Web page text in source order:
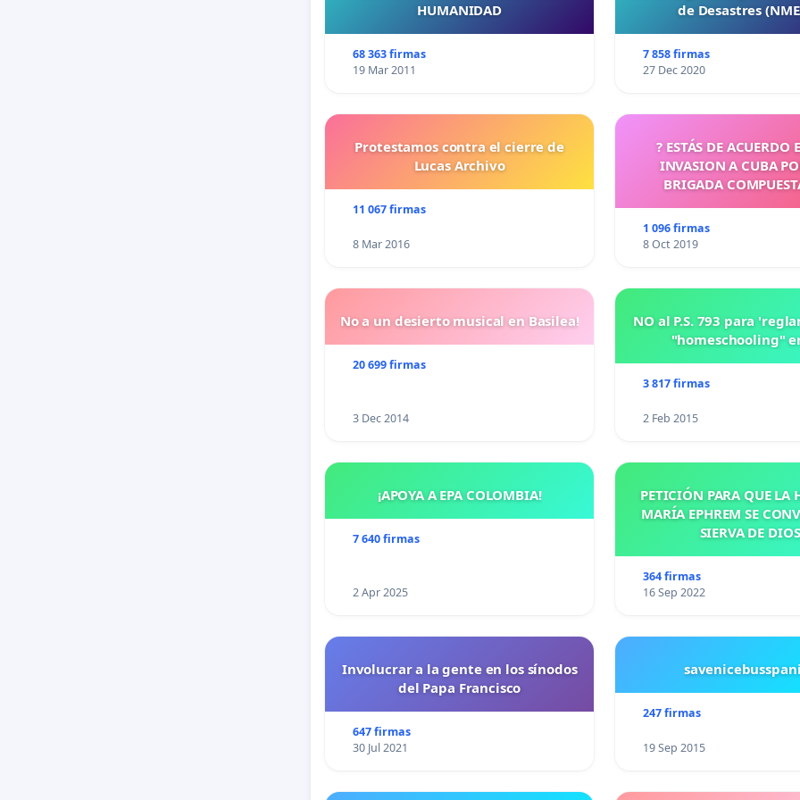
HUMANIDAD
68 363 firmas
19 Mar 2011
de Desastres
7 858 firmas
27 Dec 2020
Protestamos contra el cierre de
Lucas Archivo
11 067 firmas
8 Mar 2016
? ESTÁS DE ACUERDO
INVASION A CUBA
BRIGADA
1 096 firmas
8 Oct 2019
No a un desierto musical en Basilea!
20 699 firmas
3 Dec 2014
NO al P.S. 793 para
"homeschooling"
3 817 firmas
2 Feb 2015
¡APOYA A EPA COLOMBIA!
7 640 firmas
2 Apr 2025
PETICIÓN PARA QUE LA
MARÍA EPHREM SE
SIERVA DE DIOS
364 firmas
16 Sep 2022
Involucrar a la gente en los sínodos
del Papa Francisco
647 firmas
30 Jul 2021
247 firmas
19 Sep 2015